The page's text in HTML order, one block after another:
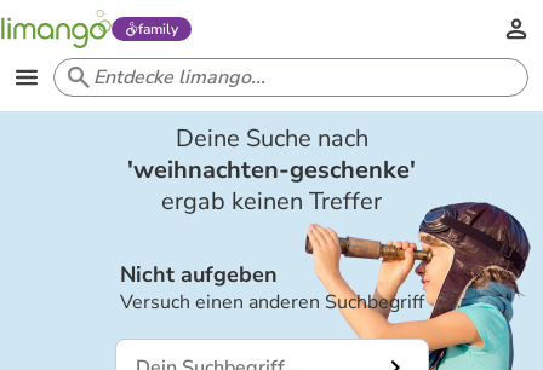
family
Deine Suche nach
'weihnachten-geschenke'
ergab keinen Treffer
Nicht aufgeben
Versuch einen anderen Suchbegriff